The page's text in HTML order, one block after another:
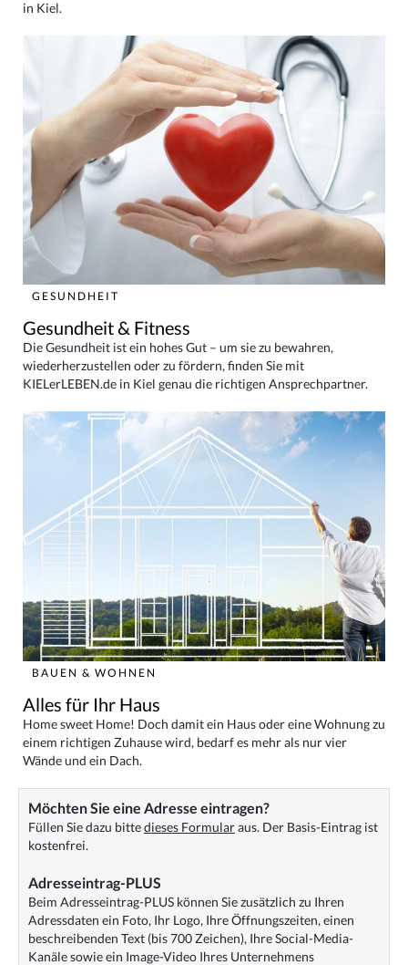
in Kiel.
GESUNDHEIT
Gesundheit & Fitness
Die Gesundheit ist ein hohes Gut – um sie zu bewahren,
wiederherzustellen oder zu fördern, finden Sie mit
KIELerLEBEN.de in Kiel genau die richtigen Ansprechpartner.
BAUEN & WOHNEN
Alles für Ihr Haus
Home sweet Home! Doch damit ein Haus oder eine Wohnung zu
einem richtigen Zuhause wird, bedarf es mehr als nur vier
Wände und ein Dach.
Möchten Sie eine Adresse eintragen?
Füllen Sie dazu bittedieses Formularaus. Der Basis-Eintrag ist
kostenfrei.
Adresseintrag-PLUS
Beim Adresseintrag-PLUS können Sie zusätzlich zu Ihren
Adressdaten ein Foto, Ihr Logo, Ihre Öffnungszeiten, einen
beschreibenden Text (bis 700 Zeichen), Ihre Social-Media-
Kanäle sowie ein Image-Video Ihres Unternehmens